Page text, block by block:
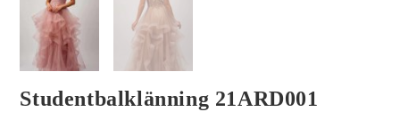
Studentbalklänning 21ARD001